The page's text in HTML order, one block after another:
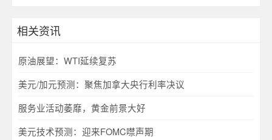
相关资讯
原油展望：WTI延续复苏
美元/加元预测：聚焦加拿大央行利率决议
服务业活动萎靡，黄金前景大好
美元技术预测：迎来FOMC噤声期